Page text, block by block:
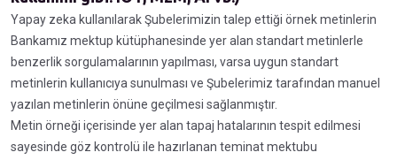
Yapay zeka kullanılarak Şubelerimizin talep ettiği örnek metinlerin
Bankamız mektup kütüphanesinde yer alan standart metinlerle
benzerlik sorgulamalarının yapılması, varsa uygun standart
metinlerin kullanıcıya sunulması ve Şubelerimiz tarafından manuel
yazılan metinlerin önüne geçilmesi sağlanmıştır.
Metin örneği içerisinde yer alan tapaj hatalarının tespit edilmesi
sayesinde göz kontrolü ile hazırlanan teminat mektubu